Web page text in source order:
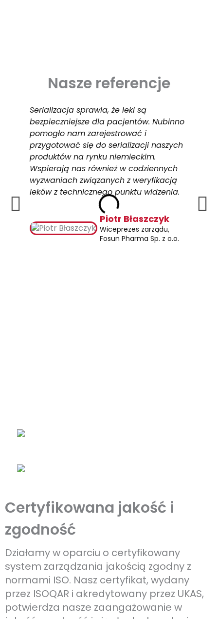
Nasze referencje
Serializacja sprawia, że leki są
bezpieczniejsze dla pacjentów. Nubinno
pomogło nam zarejestrować i
przygotować się do serializacji naszych
produktów na rynku niemieckim.
Wspierają nas również w codziennych
wyzwaniach związanych z weryfikacją
leków z technicznego punktu widzenia.
Piotr Błaszczyk
Wiceprezes zarządu,
Fosun Pharma Sp. z o.o.
Certyfikowana jakość i
zgodność
Działamy w oparciu o certyfikowany
system zarządzania jakością zgodny z
normami ISO. Nasz certyfikat, wydany
przez ISOQAR i akredytowany przez UKAS,
potwierdza nasze zaangażowanie w